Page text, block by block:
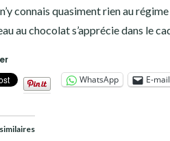
n’y connais quasiment rien au
au chocolat s’apprécie dans le
WhatsApp
E-mail